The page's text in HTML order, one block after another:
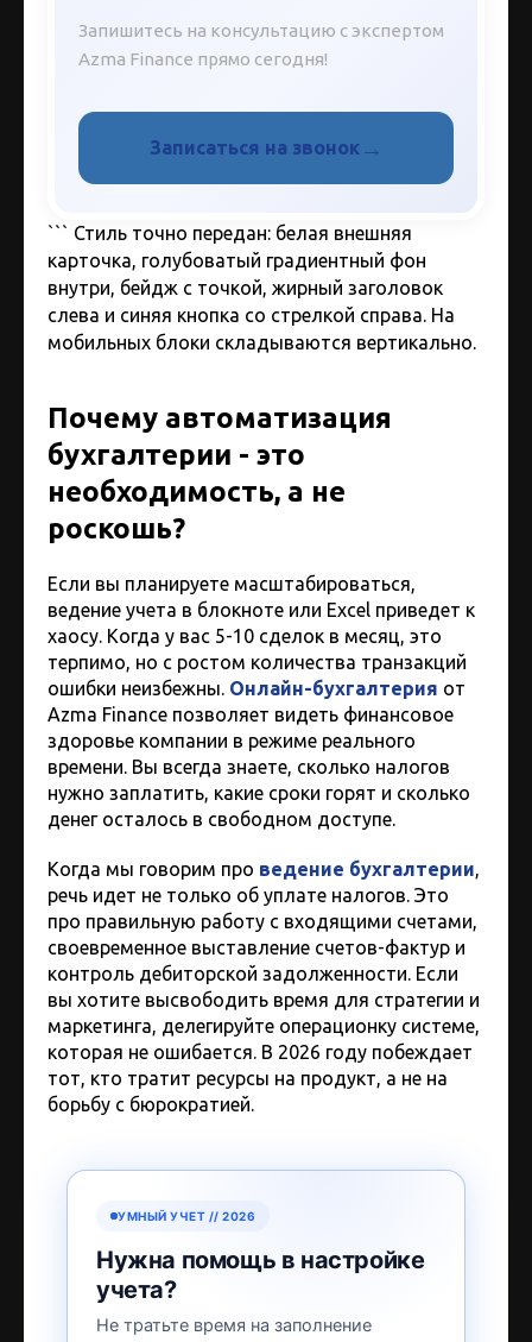
Запишитесь на консультацию с экспертом
Azma Finance прямо сегодня!
Записаться на звонок→
``` Стиль точно передан: белая внешняя
карточка, голубоватый градиентный фон
внутри, бейдж с точкой, жирный заголовок
слева и синяя кнопка со стрелкой справа. На
мобильных блоки складываются вертикально.
Почему автоматизация
бухгалтерии - это
необходимость, а не
роскошь?
Если вы планируете масштабироваться,
ведение учета в блокноте или Excel приведет к
хаосу. Когда у вас 5-10 сделок в месяц, это
терпимо, но с ростом количества транзакций
ошибки неизбежны. Онлайн-бухгалтерия от
Azma Finance позволяет видеть финансовое
здоровье компании в режиме реального
времени. Вы всегда знаете, сколько налогов
нужно заплатить, какие сроки горят и сколько
денег осталось в свободном доступе.
Когда мы говорим про ведение бухгалтерии,
речь идет не только об уплате налогов. Это
про правильную работу с входящими счетами,
своевременное выставление счетов-фактур и
контроль дебиторской задолженности. Если
вы хотите высвободить время для стратегии и
маркетинга, делегируйте операционку системе,
которая не ошибается. В 2026 году побеждает
тот, кто тратит ресурсы на продукт, а не на
борьбу с бюрократией.
УМНЫЙ УЧЕТ // 2026
Нужна помощь в настройке
учета?
Не тратьте время на заполнение